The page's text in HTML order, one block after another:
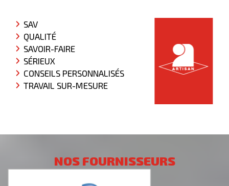
SAV
QUALITÉ
SAVOIR-FAIRE
SÉRIEUX
CONSEILS PERSONNALISÉS
TRAVAIL SUR-MESURE
NOS FOURNISSEURS